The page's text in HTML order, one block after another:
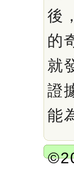
後
的
就
證
能